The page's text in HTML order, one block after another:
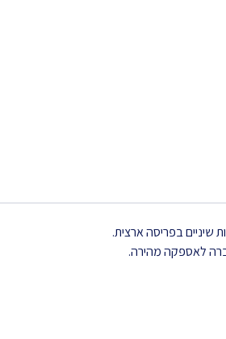
שיניים בפריסה ארצית.